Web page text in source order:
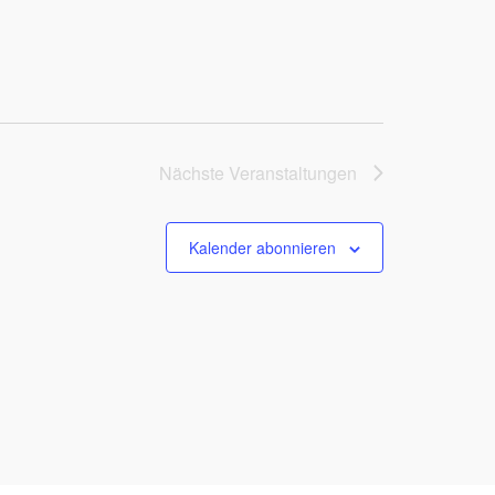
Nächste Veranstaltungen
Kalender abonnieren